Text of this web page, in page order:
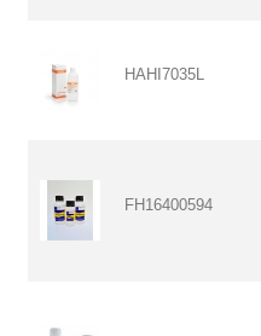
HAHI7035L
FH16400594